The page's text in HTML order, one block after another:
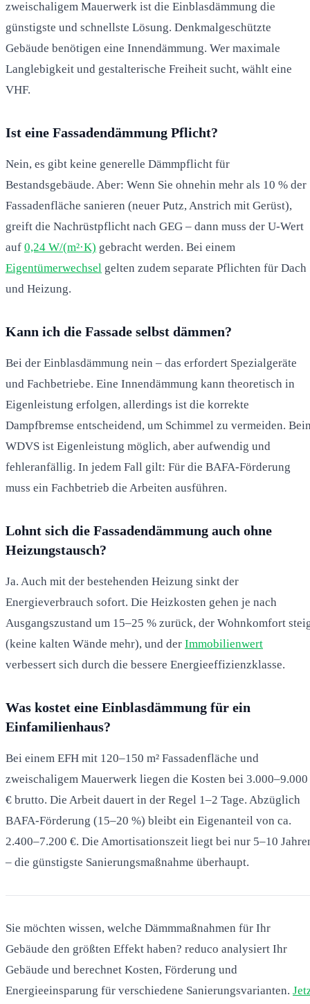
zweischaligem Mauerwerk ist die Einblasdämmung die
günstigste und schnellste Lösung. Denkmalgeschützte
Gebäude benötigen eine Innendämmung. Wer maximale
Langlebigkeit und gestalterische Freiheit sucht, wählt eine
VHF.
Ist eine Fassadendämmung Pflicht?
Nein, es gibt keine generelle Dämmpflicht für
Bestandsgebäude. Aber: Wenn Sie ohnehin mehr als 10 % der
Fassadenfläche sanieren (neuer Putz, Anstrich mit Gerüst),
greift die Nachrüstpflicht nach GEG – dann muss der U-Wert
auf 0,24 W/(m²·K) gebracht werden. Bei einem
Eigentümerwechsel gelten zudem separate Pflichten für Dach
und Heizung.
Kann ich die Fassade selbst dämmen?
Bei der Einblasdämmung nein – das erfordert Spezialgeräte
und Fachbetriebe. Eine Innendämmung kann theoretisch in
Eigenleistung erfolgen, allerdings ist die korrekte
Dampfbremse entscheidend, um Schimmel zu vermeiden.
WDVS ist Eigenleistung möglich, aber aufwendig und
fehleranfällig. In jedem Fall gilt: Für die BAFA-Förderung
muss ein Fachbetrieb die Arbeiten ausführen.
Lohnt sich die Fassadendämmung auch ohne
Heizungstausch?
Ja. Auch mit der bestehenden Heizung sinkt der
Energieverbrauch sofort. Die Heizkosten gehen je nach
Ausgangszustand um 15–25 % zurück, der Wohnkomfort
(keine kalten Wände mehr), und der Immobilienwert
verbessert sich durch die bessere Energieeffizienzklasse.
Was kostet eine Einblasdämmung für ein
Einfamilienhaus?
Bei einem EFH mit 120–150 m² Fassadenfläche und
zweischaligem Mauerwerk liegen die Kosten bei 3.000–9.000
€ brutto. Die Arbeit dauert in der Regel 1–2 Tage. Abzüglich
BAFA-Förderung (15–20 %) bleibt ein Eigenanteil von ca.
2.400–7.200 €. Die Amortisationszeit liegt bei nur 5–10
– die günstigste Sanierungsmaßnahme überhaupt.
Sie möchten wissen, welche Dämmmaßnahmen für Ihr
Gebäude den größten Effekt haben? reduco analysiert Ihr
Gebäude und berechnet Kosten, Förderung und
Energieeinsparung für verschiedene Sanierungsvarianten.